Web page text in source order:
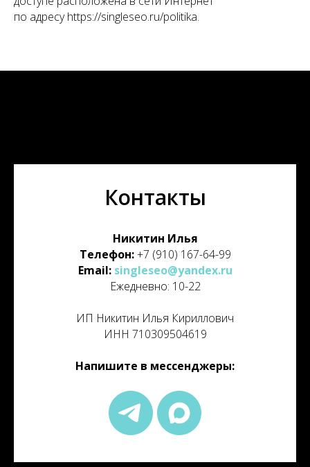
по адресу https://singleseo.ru/politika.
Контакты
Никитин Илья
Телефон:+7 (910) 167-64-99
Email: singleseo@yandex.ru
Ежедневно: 10-22
ИП Никитин Илья Кириллович
ИНН 710309504619
Напишите в мессенджеры: